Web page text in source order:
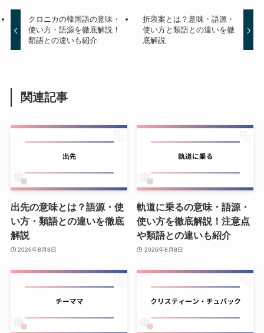
クロニカの韓国語の意味・
使い方・語源を徹底解説！
類語との違いも紹介
折衷案とは？意味・語源・
使い方と類語との違いを徹
底解説
関連記事
出先の意味とは？語源・使
い方・類語との違いを徹底
解説
2026年8月8日
軌道に乗るの意味・語源・
使い方を徹底解説！注意点
や類語との違いも紹介
2026年8月8日